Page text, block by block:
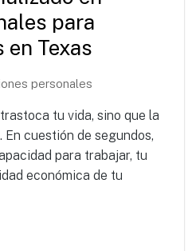
para
en Texas
personales
tu vida, sino que la
cuestión de segundos,
para trabajar, tu
económica de tu